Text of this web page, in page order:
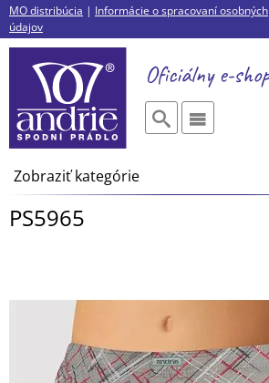
MO distribúcia | Informácie o spracovaní osobných
údajov
Oficiálny e-
Zobraziť kategórie
PS5965